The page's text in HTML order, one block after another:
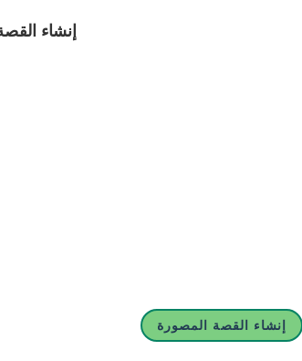
إنشاء
إنشاء القصة المصورة